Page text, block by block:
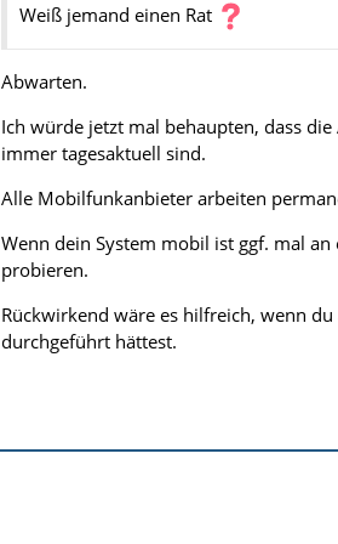
Weiß jemand einen Rat
Abwarten.
Ich würde jetzt mal behaupten, dass
immer tagesaktuell sind.
Alle Mobilfunkanbieter arbeiten
Wenn dein System mobil ist ggf. mal
probieren.
Rückwirkend wäre es hilfreich, wenn
durchgeführt hättest.